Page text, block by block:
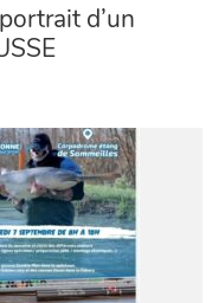
d’un